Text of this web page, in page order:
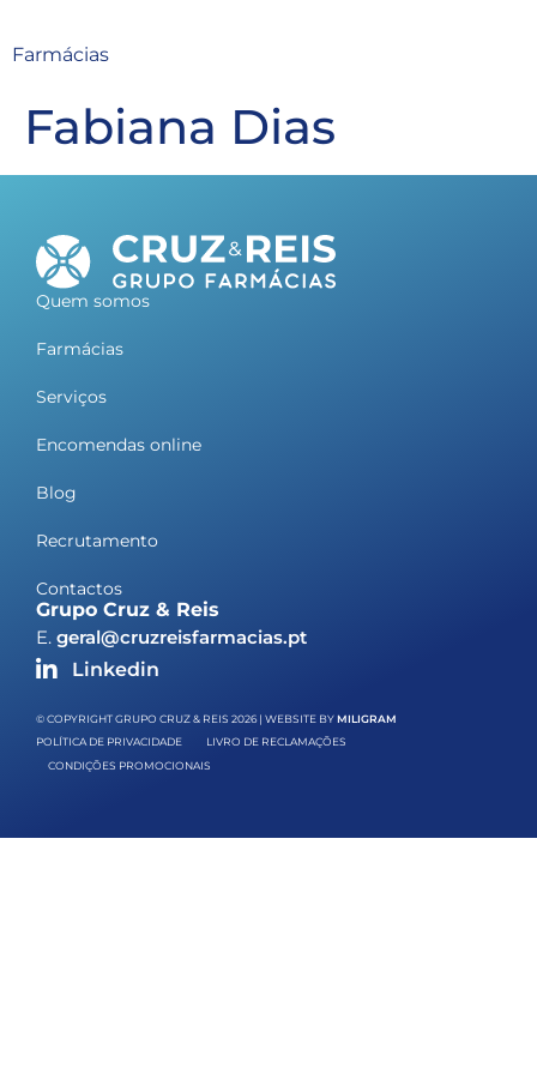
Farmácias
Fabiana Dias
Quem somos
Farmácias
Serviços
Encomendas online
Blog
Recrutamento
Contactos
Grupo Cruz & Reis
E. geral@cruzreisfarmacias.pt
Linkedin
© COPYRIGHT GRUPO CRUZ & REIS 2026 | WEBSITE BYMILIGRAM
POLÍTICA DE PRIVACIDADE
LIVRO DE RECLAMAÇÕES
CONDIÇÕES PROMOCIONAIS